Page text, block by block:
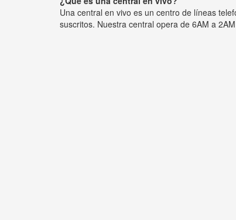
Una central en vivo es un centro de líneas
suscritos. Nuestra central opera de 6AM a